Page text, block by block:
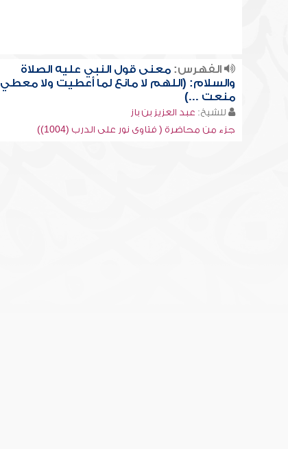
الفهرس:معنى قول النبي عليه الصلاة
والسلام: (اللهم لا مانع لما أعطيت ولا معطي
منعت ...)
للشيخ: عبد العزيز بن باز
جزء من محاضرة ( فتاوى نور على الدرب (1004))